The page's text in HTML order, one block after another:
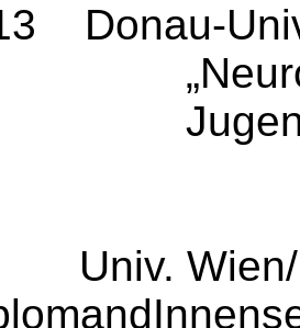
Donau-
Univ.